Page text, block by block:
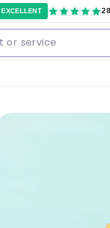
EXCELLENT